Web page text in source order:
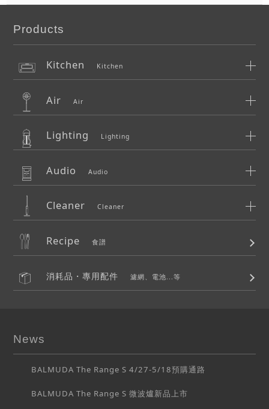
Products
Kitchen Kitchen
Air Air
Lighting Lighting
Audio Audio
Cleaner Cleaner
Recipe 食譜
消耗品・專用配件 濾網、電池...等
News
BALMUDA The Range S 4/27-5/18預購通路
BALMUDA The Range S 微波爐新品上市